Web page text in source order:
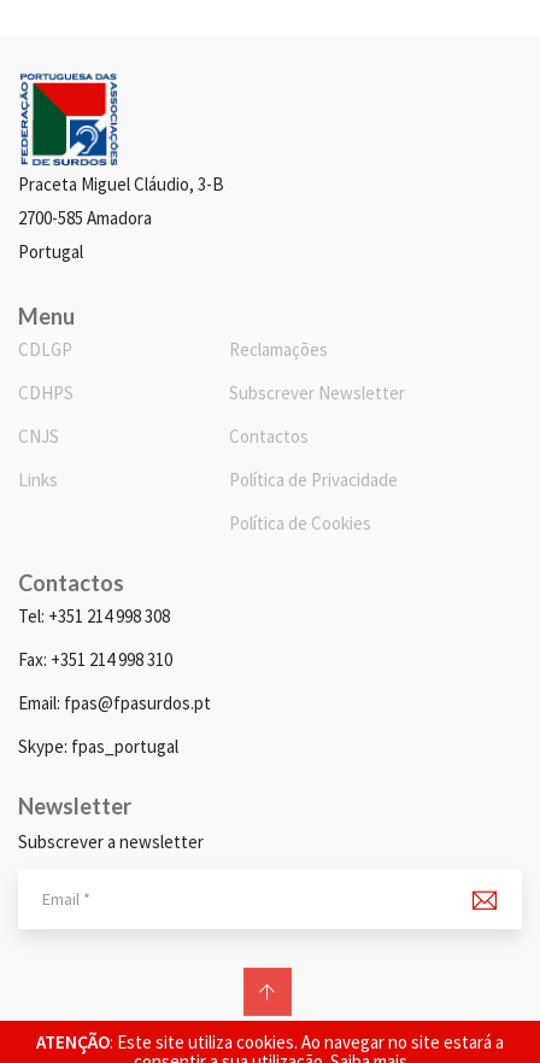
ATENÇÃO: Este site utiliza cookies. Ao navegar no site estará a
Praceta Miguel Cláudio, 3-B
2700-585 Amadora
Portugal
Menu
CDLGP
CDHPS
CNJS
Links
Reclamações
Subscrever Newsletter
Contactos
Política de Privacidade
Política de Cookies
Contactos
Tel: +351 214 998 308
Fax: +351 214 998 310
Email: fpas@fpasurdos.pt
Skype: fpas_portugal
Newsletter
Subscrever a newsletter
© 2026 FPAS. Todos os direitos reservados.